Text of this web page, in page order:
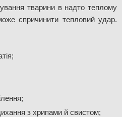
тварини в надто теплому
спричинити тепловий удар.
з хрипами й свистом;